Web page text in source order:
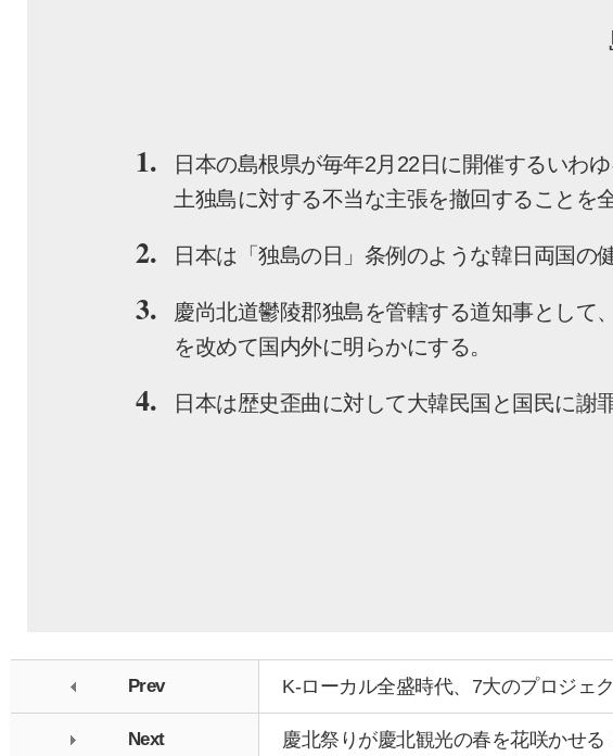
1.
日本の島根県が毎年2月22日に開催するいわ
土独島に対する不当な主張を撤回することを
2. 日本は「独島の日」条例のような韓日両国の
3.
慶尚北道鬱陵郡独島を管轄する道知事として
を改めて国内外に明らかにする。
4. 日本は歴史歪曲に対して大韓民国と国民に謝
Prev K-ローカル全盛時代、7大のプロジェ
Next 慶北祭りが慶北観光の春を花咲かせる